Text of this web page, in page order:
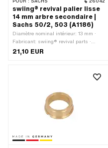
POUR : SACHS 26042
swiing® revival palier lisse
14 mm arbre secondaire |
Sachs 50/2, 503 (A1186)
Diamètre nominal intérieur: 13 mm ·
Fabricant: swiing® revival parts ·
Matériau: bronze spécial pour paliers ·
numéro OEM: A1186 · Sachs N° OEM:
21,10 EUR